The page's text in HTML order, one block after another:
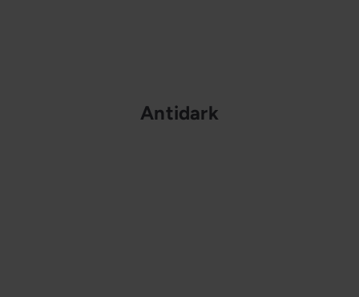
Antidark